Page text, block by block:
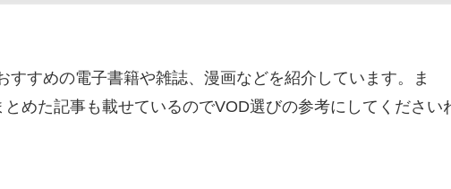
すすめの電子書籍や雑誌、漫画などを紹介しています。ま
めた記事も載せているのでVOD選びの参考にしてください